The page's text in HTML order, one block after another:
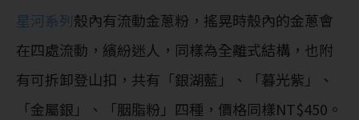
星河系列殼內有流動金蔥粉，搖晃時殼內的金蔥會
在四處流動，繽紛迷人，同樣為全離式結構，也附
有可拆卸登山扣，共有「銀湖藍」、「暮光紫」、
「金屬銀」、「胭脂粉」四種，價格同樣NT$450。